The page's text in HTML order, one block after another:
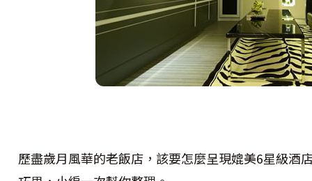
歷盡歲月風華的老飯店，該要怎麼呈現媲美6星級酒